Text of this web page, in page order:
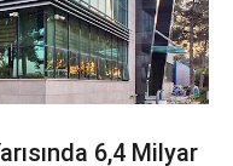
6,4 Milyar